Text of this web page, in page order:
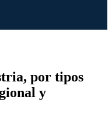
por tipos
y